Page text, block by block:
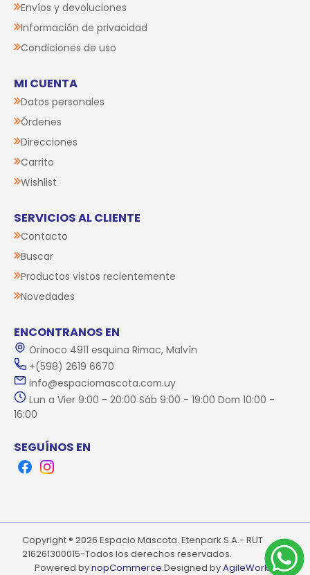
Envíos y devoluciones
Información de privacidad
Condiciones de uso
MI CUENTA
Datos personales
Órdenes
Direcciones
Carrito
Wishlist
SERVICIOS AL CLIENTE
Contacto
Buscar
Productos vistos recientemente
Novedades
ENCONTRANOS EN
Orinoco 4911 esquina Rimac, Malvín
+(598) 2619 6670
info@espaciomascota.com.uy
Lun a Vier 9:00 - 20:00 Sáb 9:00 - 19:00 Dom 10:00 -
16:00
SEGUÍNOS EN
FacebookInstagram
Copyright ® 2026 Espacio Mascota. Etenpark S.A.- RUT
216261300015-Todos los derechos reservados.
Powered bynopCommerce.Designed byAgileWorks.